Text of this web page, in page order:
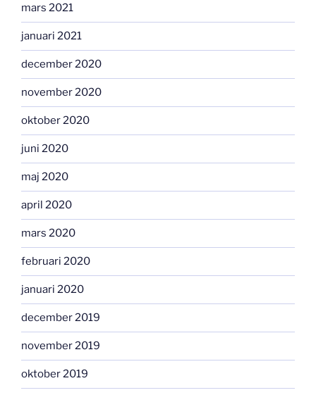
mars 2021
januari 2021
december 2020
november 2020
oktober 2020
juni 2020
maj 2020
april 2020
mars 2020
februari 2020
januari 2020
december 2019
november 2019
oktober 2019